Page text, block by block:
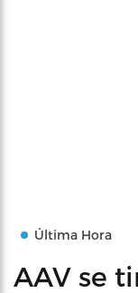
Última Hora
AAV se